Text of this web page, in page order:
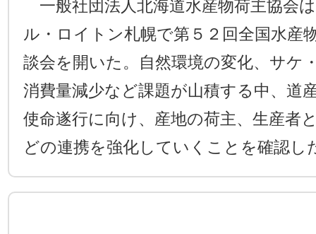
一般社団法人北海道水産物荷主協会
ル・ロイトン札幌で第５２回全国水産
談会を開いた。自然環境の変化、サケ
消費量減少など課題が山積する中、道
使命遂行に向け、産地の荷主、生産者
どの連携を強化していくことを確認し